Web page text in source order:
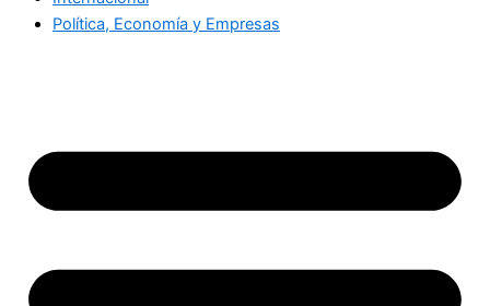
Política, Economía y Empresas